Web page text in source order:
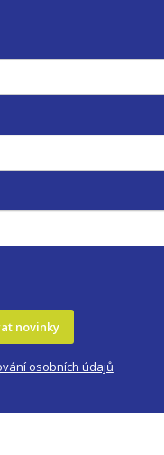
novinky
osobních údajů